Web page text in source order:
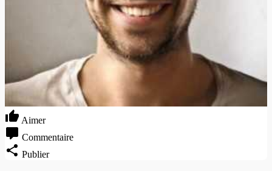
Aimer
Commentaire
Publier